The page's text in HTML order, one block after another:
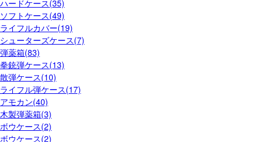
ハードケース(35)
ソフトケース(49)
ライフルカバー(19)
シューターズケース(7)
弾薬箱(83)
拳銃弾ケース(13)
散弾ケース(10)
ライフル弾ケース(17)
アモカン(40)
木製弾薬箱(3)
ボウケース(2)
ボウケース(2)